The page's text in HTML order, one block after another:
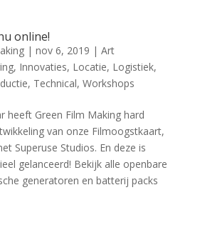
online!
| nov 6, 2019 | Art
, Innovaties, Locatie, Logistiek,
, Technical, Workshops
heeft Green Film Making hard
van onze Filmoogstkaart,
Superuse Studios. En deze is
gelanceerd! Bekijk alle openbare
generatoren en batterij packs